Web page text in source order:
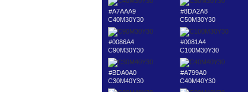
#A7AAA9
C40M30Y30
#8DA2A8
C50M30Y30
#0086A4
C90M30Y30
#0081A4
C100M30Y30
#BDA0A0
C30M40Y30
#A799A0
C40M40Y30